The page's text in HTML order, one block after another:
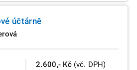
účtárně
2.600,- Kč (vč. DPH)